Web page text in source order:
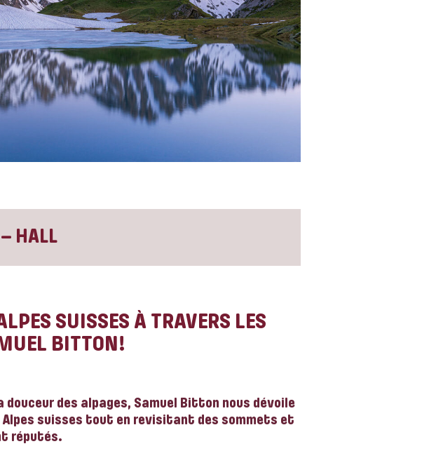
HALL
SUISSES À TRAVERS LES
BITTON!
des alpages, Samuel Bitton nous dévoile
Alpes suisses tout en revisitant des sommets et
réputés.